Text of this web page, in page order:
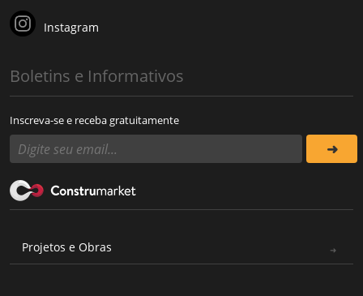
Instagram
Boletins e Informativos
Inscreva-se e receba gratuitamente
Projetos e Obras